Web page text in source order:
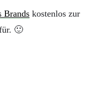
Brands kostenlos zur
🙂